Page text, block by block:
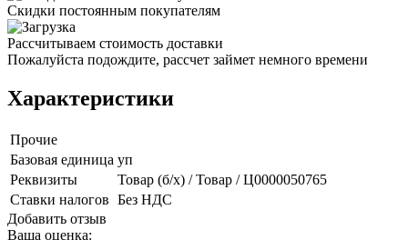
Скидки постоянным покупателям
Рассчитываем стоимость доставки
Пожалуйста подождите, рассчет займет немного времени
Характеристики
Прочие
Базовая единица уп
Реквизиты
Товар (б/х) / Товар / Ц0000050765
Ставки налогов Без НДС
Добавить отзыв
Ваша оценка: